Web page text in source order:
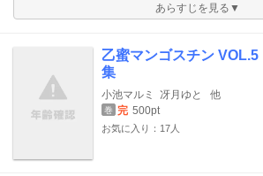
あらすじを見る▼
乙蜜マンゴスチン
集
小池マルミ 冴月ゆと 他
巻 完 500pt
お気に入り：17人